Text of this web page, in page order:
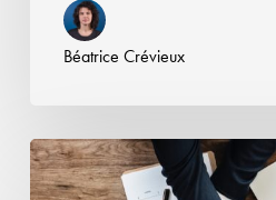
contrat
d’agent
Béatrice Crévieux
Offre
de